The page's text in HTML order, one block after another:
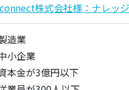
株式会社様：ナレッ
造業
小企業
本金が3億円以下